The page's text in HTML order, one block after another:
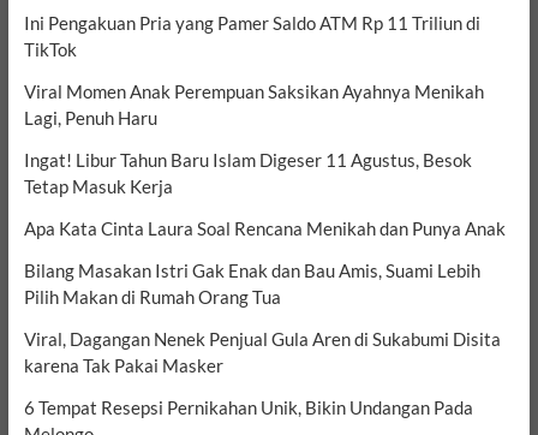
Ini Pengakuan Pria yang Pamer Saldo ATM Rp 11 Triliun di
TikTok
Viral Momen Anak Perempuan Saksikan Ayahnya Menikah
Lagi, Penuh Haru
Ingat! Libur Tahun Baru Islam Digeser 11 Agustus, Besok
Tetap Masuk Kerja
Apa Kata Cinta Laura Soal Rencana Menikah dan Punya Anak
Bilang Masakan Istri Gak Enak dan Bau Amis, Suami Lebih
Pilih Makan di Rumah Orang Tua
Viral, Dagangan Nenek Penjual Gula Aren di Sukabumi Disita
karena Tak Pakai Masker
6 Tempat Resepsi Pernikahan Unik, Bikin Undangan Pada